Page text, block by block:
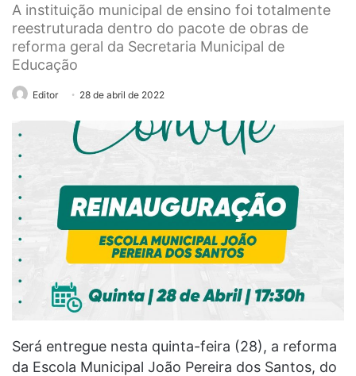
A instituição municipal de ensino foi totalmente
reestruturada dentro do pacote de obras de
reforma geral da Secretaria Municipal de
Educação
Editor 28 de abril de 2022
Será entregue nesta quinta-feira (28), a reforma
da Escola Municipal João Pereira dos Santos, do